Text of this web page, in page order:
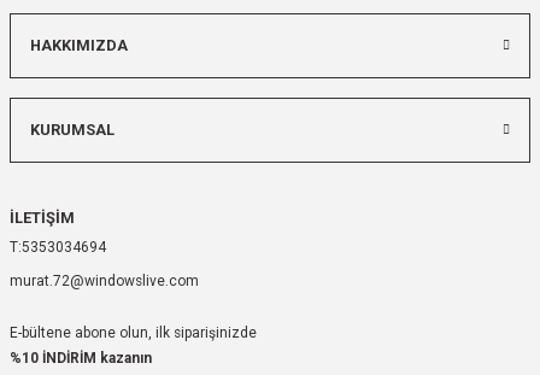
HAKKIMIZDA
KURUMSAL
İLETİŞİM
5353034694
murat.72@windowslive.com
E-bültene abone olun, ilk siparişinizde
%10 İNDİRİM kazanın